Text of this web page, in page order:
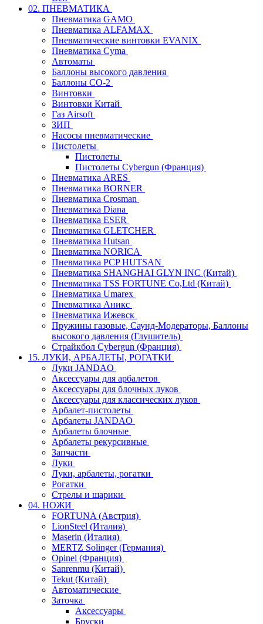
02. ПНЕВМАТИКА
Пневматика GAMO
Пневматика ALFAMAX
Пневматические винтовки EVANIX
Пневматика Cyma
Автоматы
Баллоны высокого давления
Баллоны СО-2
Винтовки
Винтовки Китай
Газ Airsoft
ЗИП
Насосы пневматические
Пистолеты
Пистолеты
Пистолеты Cybergun (Франция)
Пневматика ARES
Пневматика BORNER
Пневматика Crosman
Пневматика Diana
Пневматика ESER
Пневматика GLETCHER
Пневматика Hutsan
Пневматика NORICA
Пневматика PCP HUTSAN
Пневматика SHANGHAI GLYN INC (Китай)
Пневматика TSS FORTUNE Co,Ltd (Китай)
Пневматика Umarex
Пневматика Аникс
Пневматика Ижевск
Пружины газовые, Саунд-Модераторы, Баллоны
высокого давления (Глушитель)
Страйкбол Cybergun (Франция)
15. ЛУКИ, АРБАЛЕТЫ, РОГАТКИ
Луки JANDAO
Аксессуары для арбалетов
Аксессуары для блочных луков
Аксессуары для классических луков
Арбалет-пистолеты
Арбалеты JANDAO
Арбалеты блочные
Арбалеты рекурсивные
Запчасти
Луки
Луки, арбалеты, рогатки
Рогатки
Стрелы и шарики
04. НОЖИ
FORTUNA (Австрия)
LionSteel (Италия)
Maserin (Италия)
MERTZ Solinger (Германия)
Opinel (Франция)
Sanrenmu (Китай)
Tekut (Китай)
Автоматические
Заточка
Аксессуары
Бруски